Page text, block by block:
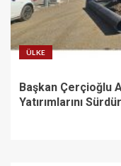
ÜLKE
Başkan Çerçioğlu
Yatırımlarını